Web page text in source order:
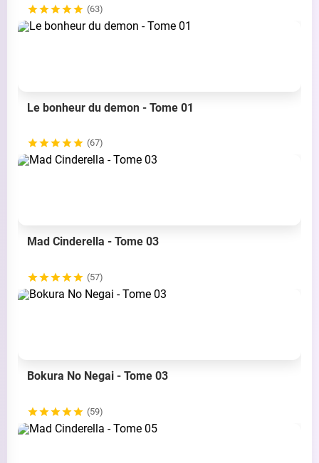
(63)
Le bonheur du demon - Tome 01
(67)
Mad Cinderella - Tome 03
(57)
Bokura No Negai - Tome 03
(59)